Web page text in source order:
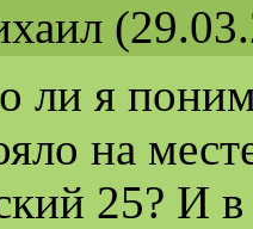
ли я
на
25? И